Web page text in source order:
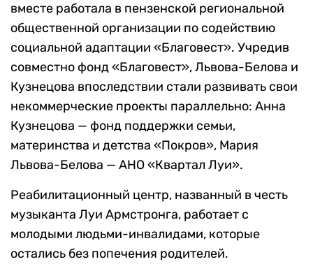
вместе работала в пензенской региональной
общественной организации по содействию
социальной адаптации «Благовест». Учредив
совместно фонд «Благовест», Львова-Белова и
Кузнецова впоследствии стали развивать свои
некоммерческие проекты параллельно: Анна
Кузнецова — фонд поддержки семьи,
материнства и детства «Покров», Мария
Львова-Белова — АНО «Квартал Луи».
Реабилитационный центр, названный в честь
музыканта Луи Армстронга, работает с
молодыми людьми-инвалидами, которые
остались без попечения родителей.